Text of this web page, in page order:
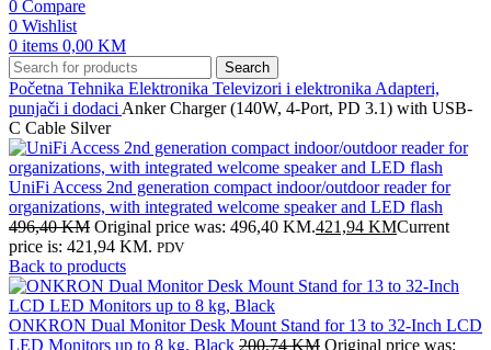
0 Compare
0 Wishlist
0 items 0,00 KM
Search
Početna Tehnika Elektronika Televizori i elektronika Adapteri,
punjači i dodaci Anker Charger (140W, 4-Port, PD 3.1) with USB-
C Cable Silver
UniFi Access 2nd generation compact indoor/outdoor reader for
organizations, with integrated welcome speaker and LED flash
496,40KM Original price was: 496,40 KM.421,94 KMCurrent
price is: 421,94 KM. PDV
Back to products
ONKRON Dual Monitor Desk Mount Stand for 13 to 32-Inch LCD
LED Monitors up to 8 kg, Black 200,74KM Original price was: